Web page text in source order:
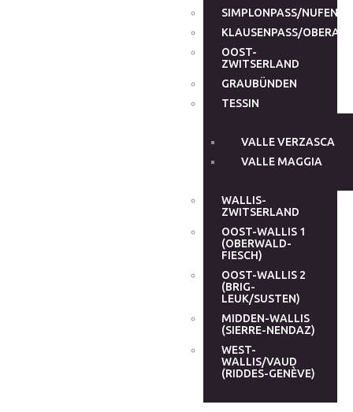
SIMPLONPASS/
KLAUSENPASS/
OOST-
ZWITSERLAND
GRAUBÜNDEN
TESSIN
VALLE VERZASCA
VALLE MAGGIA
WALLIS-
ZWITSERLAND
OOST-WALLIS 1
(OBERWALD-
FIESCH)
OOST-WALLIS 2
(BRIG-
LEUK/SUSTEN)
MIDDEN-WALLIS
(SIERRE-NENDAZ)
WEST-
WALLIS/VAUD
(RIDDES-GENÈVE)